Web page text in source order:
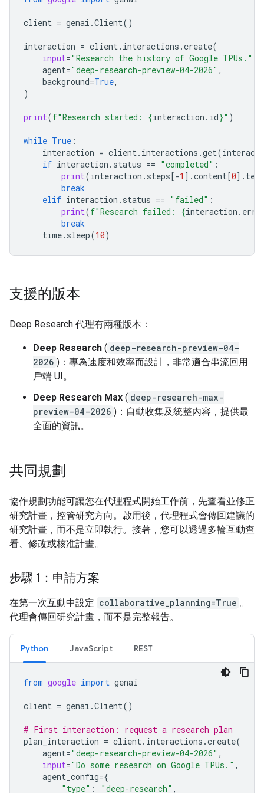
client = genai .Client()
interaction = client. interactions .create(
input="Research the history of Google TPUs."
agent="deep-research-preview-04-2026" ,
background=True,
)
print(f"Research started: {interaction . id}" )
while True :
interaction = client. interactions .get(
if interaction . status == "completed" :
print(interaction . steps[-1 ] .content[0] . text
break
elif interaction . status == "failed" :
print(f"Research failed: {interaction .
break
time. sleep(10)
支援的版本
Deep Research 代理有兩種版本：
Deep Research ( deep-research-preview-04-
2026 )：專為速度和效率而設計，非常適合串流回用
戶端 UI。
Deep Research Max ( deep-research-max-
preview-04-2026 )：自動收集及統整內容，提供最
全面的資訊。
共同規劃
協作規劃功能可讓您在代理程式開始工作前，先查看並修正
研究計畫，控管研究方向。啟用後，代理程式會傳回建議的
研究計畫，而不是立即執行。接著，您可以透過多輪互動查
看、修改或核准計畫。
步驟 1：申請方案
在第一次互動中設定 collaborative_planning=True 。
代理會傳回研究計畫，而不是完整報告。
Python JavaScript REST
from google import genai
client = genai .Client()
# First interaction: request a research plan
plan_interaction = client. interactions .create(
agent="deep-research-preview-04-2026" ,
input="Do some research on Google TPUs." ,
agent_config={
"type" : "deep-research" ,